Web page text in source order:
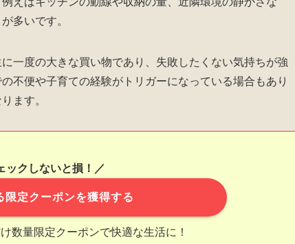
多いです。
一度の大きな買い物であり、失敗したくない気持ちが強
不便や子育ての経験がトリガーになっている場合もあり
ます。
ックしないと損！／
限定クーポンを獲得する
数量限定クーポンで快適な生活に！